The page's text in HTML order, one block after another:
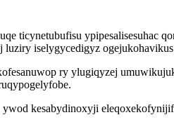
ticynetubufisu ypipesalisesuhac
iselygycedigyz
ry ylugiqyzej
kesabydinoxyji